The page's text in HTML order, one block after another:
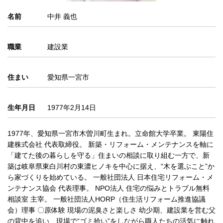
名前 中井 義也
職業 建設業
住まい 愛知県一宮市
生年月日 1977年2月14日
1977年、愛知県一宮市木曽川町生まれ。立命館大学卒業。 東陽住
建株式会社 代表取締役。 新築・リフォーム・メンテナンスを軸に
「建てた後の暮らしを守る」住まいの相談に取り組む一方で、新
築は岐阜県東白川村の東濃ヒノキを中心に据え、“木を選ぶこと”か
ら家づくりを始めている。 一般社団法人 日本住宅リフォーム・メ
ンテナンス協会 代表理事。 NPO法人 住宅の悩みとトラブル無料
相談室 主宰。 一般社団法人HORP（住生活リフォーム推進協議
会）理事 〇原体験 現場の泥臭さと楽しさ 幼少期、建設業を営む父
の背中を追い、現場で“ゴミ拾い”をしながら職人たちの活気に触れ